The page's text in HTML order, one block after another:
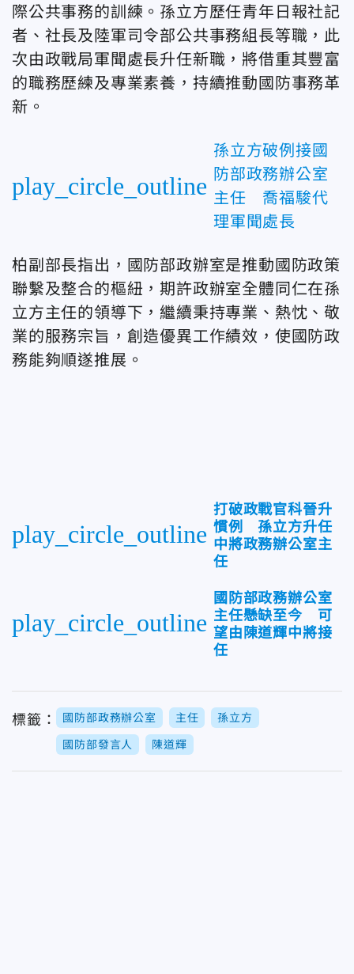
際公共事務的訓練。孫立方歷任青年日報社記
者、社長及陸軍司令部公共事務組長等職，此
次由政戰局軍聞處長升任新職，將借重其豐富
的職務歷練及專業素養，持續推動國防事務革
新。
play_circle_outline
孫立方破例接國
防部政務辦公室
主任 喬福駿代
理軍聞處長
柏副部長指出，國防部政辦室是推動國防政策
聯繫及整合的樞紐，期許政辦室全體同仁在孫
立方主任的領導下，繼續秉持專業、熱忱、敬
業的服務宗旨，創造優異工作績效，使國防政
務能夠順遂推展。
play_circle_outline
打破政戰官科晉升
慣例 孫立方升任
中將政務辦公室主
任
play_circle_outline
國防部政務辦公室
主任懸缺至今 可
望由陳道輝中將接
任
標籤： 國防部政務辦公室 主任 孫立方
國防部發言人 陳道輝